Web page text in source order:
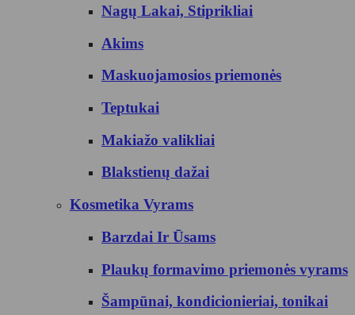
Nagų Lakai, Stiprikliai
Akims
Maskuojamosios priemonės
Teptukai
Makiažo valikliai
Blakstienų dažai
Kosmetika Vyrams
Barzdai Ir Ūsams
Plaukų formavimo priemonės vyrams
Šampūnai, kondicionieriai, tonikai